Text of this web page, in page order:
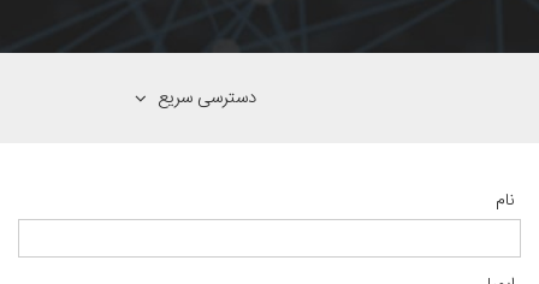
دسترسی سریع
نام